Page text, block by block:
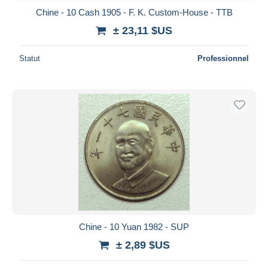
Chine - 10 Cash 1905 - F. K. Custom-House - TTB
± 23,11 $US
Statut Professionnel
Chine - 10 Yuan 1982 - SUP
± 2,89 $US